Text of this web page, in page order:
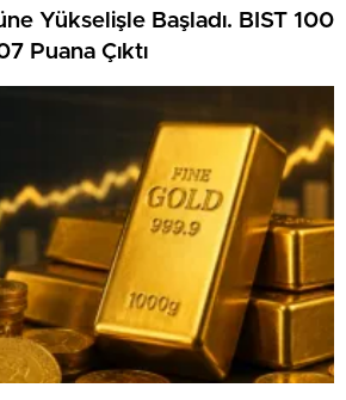
Yükselişle Başladı. BIST 100
Puana Çıktı